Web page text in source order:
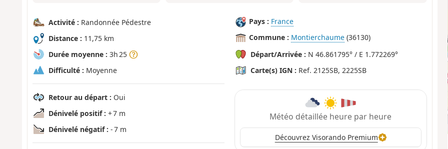
Activité : Randonnée Pédestre
Distance : 11,75 km
Durée moyenne : 3h 25
Difficulté : Moyenne
Retour au départ : Oui
Dénivelé positif : + 7 m
Dénivelé négatif : - 7 m
Pays : France
Commune : Montierchaume (36130)
Départ/Arrivée : N 46.861795° / E 1.772269°
Carte(s) IGN : Ref. 2125SB, 2225SB
Météo détaillée heure par heure
Découvrez Visorando Premium